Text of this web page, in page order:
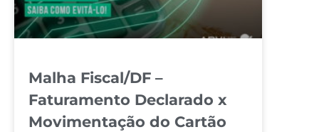
Malha Fiscal/DF –
Faturamento Declarado x
Movimentação do Cartão